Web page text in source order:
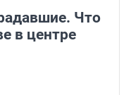
Что
в центре